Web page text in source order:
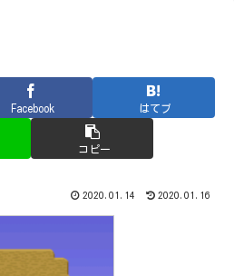
Facebook はてブ
コピー
2020.01.14 2020.01.16